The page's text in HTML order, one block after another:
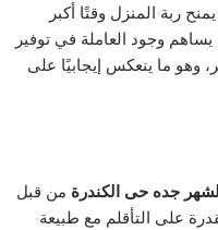
ربة المنزل وقتًا أكبر
يساهم وجود العاملة في توفير
وهو ما ينعكس إيجابيًا على
جده حى الكندرة من قبل
على التأقلم مع طبيعة